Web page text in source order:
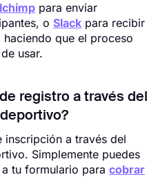
para enviar
o Slack para recibir
que el proceso
usar.
registro a través del
inscripción a través del
Simplemente puedes
a tu formulario para cobrar